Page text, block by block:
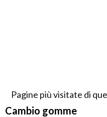
Pagine più visitate di
Cambio gomme